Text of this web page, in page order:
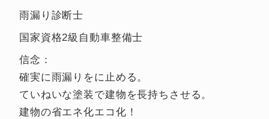
雨漏り診断士
国家資格2級自動車整備士
信念：
確実に雨漏りをに止める。
ていねいな塗装で建物を長持ちさせる。
建物の省エネ化エコ化！